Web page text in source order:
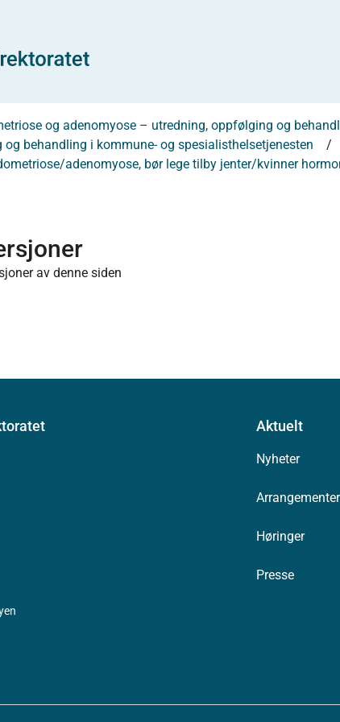
og adenomyose – utredning, oppfølging og
og behandling i kommune- og spesialisthelsetjenesten
adenomyose, bør lege tilby jenter/kvinner
av denne siden
Aktuelt
Nyheter
Arrangementer
Høringer
Presse